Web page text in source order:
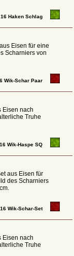
16 Haken Schlag
Eisen für eine
Scharniers von
Wik-Schar Paar
Eisen nach
Truhe
16 Wik-Haspe SQ
aus Eisen für
des Scharniers
16 Wik-Schar-Set
Eisen nach
Truhe